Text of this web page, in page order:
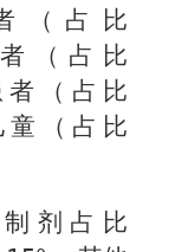
（占比
（占比
（占比
童（占比
剂占比